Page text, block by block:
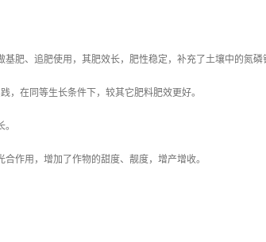
肥、追肥使用，其肥效长，肥性稳定，补充了土壤中的氮
，在同等生长条件下，较其它肥料肥效更好。
作用，增加了作物的甜度、靓度，增产增收。